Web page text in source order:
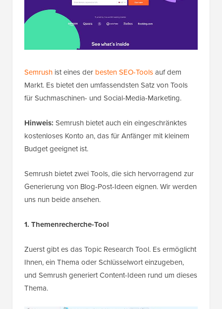
Semrush ist eines der besten SEO-Toolsauf dem
Markt. Es bietet den umfassendsten Satz von Tools
für Suchmaschinen- und Social-Media-Marketing.
Hinweis: Semrush bietet auch ein eingeschränktes
kostenloses Konto an, das für Anfänger mit kleinem
Budget geeignet ist.
Semrush bietet zwei Tools, die sich hervorragend zur
Generierung von Blog-Post-Ideen eignen. Wir werden
uns nun beide ansehen.
1. Themenrecherche-Tool
Zuerst gibt es das Topic Research Tool. Es ermöglicht
Ihnen, ein Thema oder Schlüsselwort einzugeben,
und Semrush generiert Content-Ideen rund um dieses
Thema.